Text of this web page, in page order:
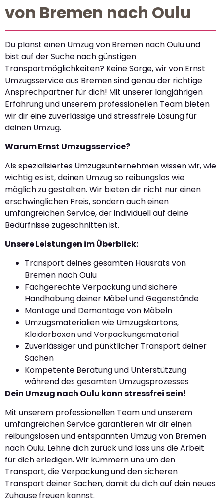
von Bremen nach Oulu
Du planst einen Umzug von Bremen nach Oulu und
bist auf der Suche nach günstigen
Transportmöglichkeiten? Keine Sorge, wir von Ernst
Umzugsservice aus Bremen sind genau der richtige
Ansprechpartner für dich! Mit unserer langjährigen
Erfahrung und unserem professionellen Team bieten
wir dir eine zuverlässige und stressfreie Lösung für
deinen Umzug.
Warum Ernst Umzugsservice?
Als spezialisiertes Umzugsunternehmen wissen wir, wie
wichtig es ist, deinen Umzug so reibungslos wie
möglich zu gestalten. Wir bieten dir nicht nur einen
erschwinglichen Preis, sondern auch einen
umfangreichen Service, der individuell auf deine
Bedürfnisse zugeschnitten ist.
Unsere Leistungen im Überblick:
Transport deines gesamten Hausrats von
Bremen nach Oulu
Fachgerechte Verpackung und sichere
Handhabung deiner Möbel und Gegenstände
Montage und Demontage von Möbeln
Umzugsmaterialien wie Umzugskartons,
Kleiderboxen und Verpackungsmaterial
Zuverlässiger und pünktlicher Transport deiner
Sachen
Kompetente Beratung und Unterstützung
während des gesamten Umzugsprozesses
Dein Umzug nach Oulu kann stressfrei sein!
Mit unserem professionellen Team und unserem
umfangreichen Service garantieren wir dir einen
reibungslosen und entspannten Umzug von Bremen
nach Oulu. Lehne dich zurück und lass uns die Arbeit
für dich erledigen. Wir kümmern uns um den
Transport, die Verpackung und den sicheren
Transport deiner Sachen, damit du dich auf dein neues
Zuhause freuen kannst.